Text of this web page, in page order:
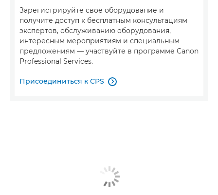
Зарегистрируйте свое оборудование и
получите доступ к бесплатным консультациям
экспертов, обслуживанию оборудования,
интересным мероприятиям и специальным
предложениям — участвуйте в программе Canon
Professional Services.
Присоединиться к CPS 